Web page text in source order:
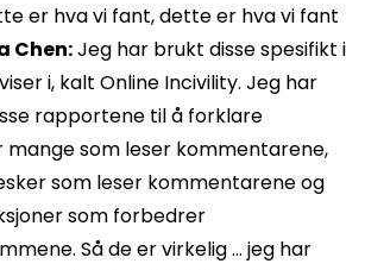
er hva vi fant, dette er hva vi fant
Chen:Jeg har brukt disse spesifikt i
i, kalt Online Incivility. Jeg har
rapportene til å forklare
mange som leser kommentarene,
som leser kommentarene og
som forbedrer
Så de er virkelig … jeg har